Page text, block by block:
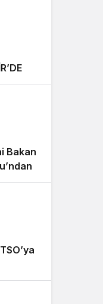
Bakan